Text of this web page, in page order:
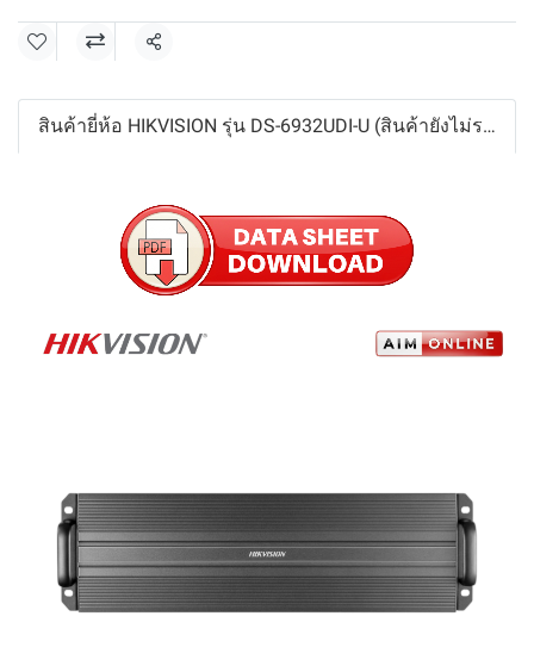
แชร์
สินค้ายี่ห้อ HIKVISION รุ่น DS-6932UDI-U (สินค้ายังไม่รวมภาษีมูลค่าเพิ่ม,ค่าขนส่ง ,ราคาอาจมีการเปลี่ยนแปลงได้ โดยไม่แจ้งให้ทราบล่วงหน้า)